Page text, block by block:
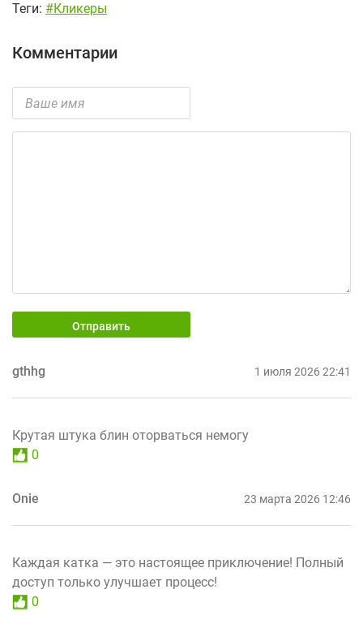
Теги: #Кликеры
Комментарии
Отправить
gthhg 1 июля 2026 22:41
Крутая штука блин оторваться немогу
0
Onie 23 марта 2026 12:46
Каждая катка — это настоящее приключение! Полный
доступ только улучшает процесс!
0